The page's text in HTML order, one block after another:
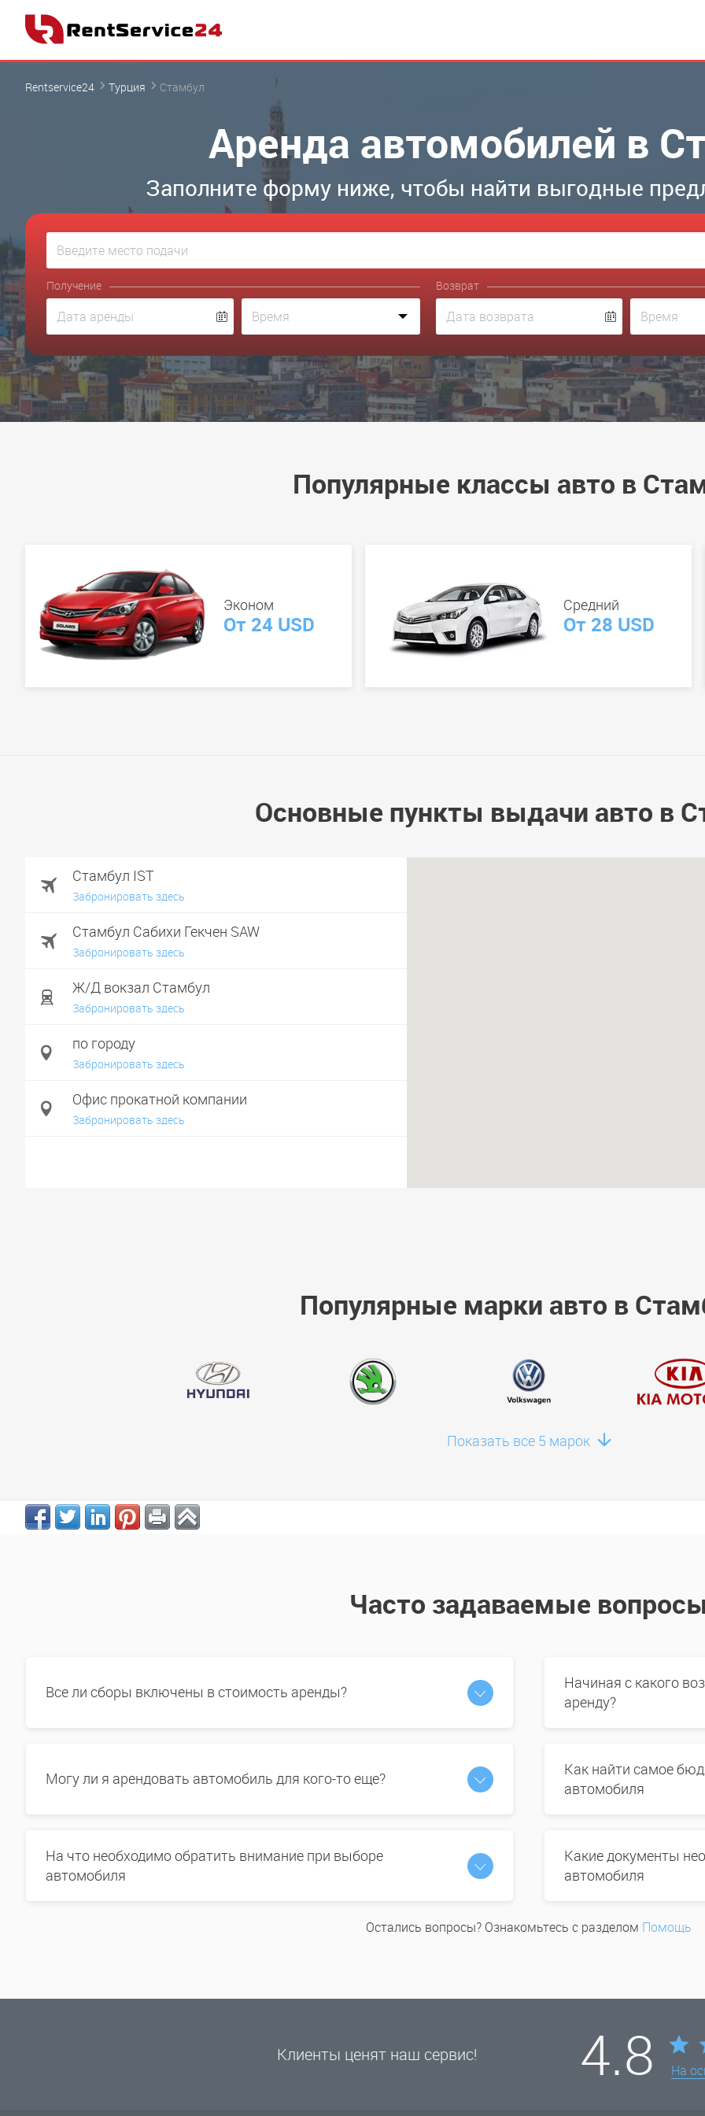
Rentservice24 Турция Стамбул
Аренда автомобилей в
Заполните форму ниже, чтобы найти выгодные
Получение Возврат
Популярные классы авто в
Эконом
От 24 USD
Средний
От 28 USD
Основные пункты выдачи авто в
Стамбул IST
Забронировать здесь
Стамбул Сабихи Гекчен SAW
Забронировать здесь
Ж/Д вокзал Стамбул
Забронировать здесь
по городу
Забронировать здесь
Офис прокатной компании
Забронировать здесь
Популярные марки авто в
Показать все 5 марок
Часто задаваемые
Все ли сборы включены в стоимость аренды?
Начиная с какого
аренду?
Могу ли я арендовать автомобиль для кого-то еще?
Как найти самое
автомобиля
На что необходимо обратить внимание при выборе
автомобиля
Какие документы
автомобиля
Остались вопросы? Ознакомьтесь с разделом Помощь
Клиенты ценят наш сервис! 4.8 На